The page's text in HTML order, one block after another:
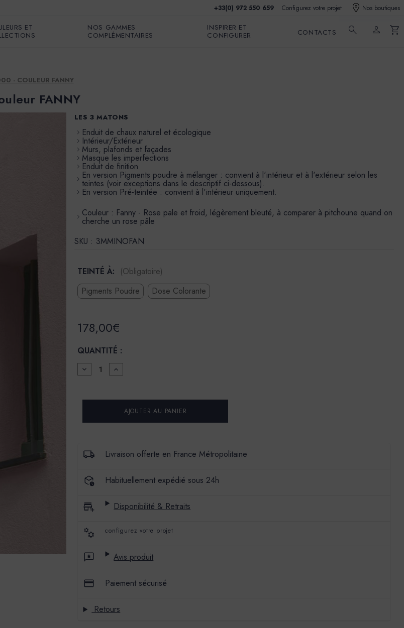
+33(0) 972 550 659 Configurez votre projet Nos boutiques
ET
NOS GAMMES
COMPLÉMENTAIRES
INSPIRER ET
CONFIGURER
CONTACTS search person shopping_cart
- COULEUR FANNY
FANNY
LES 3 MATONS
Enduit de chaux naturel et écologique
Intérieur/Extérieur
Murs, plafonds et façades
Masque les imperfections
Enduit de finition
En version Pigments poudre à mélanger : convient à l'intérieur et à l'extérieur selon les
teintes (voir exceptions dans le descriptif ci-dessous).
En version Pré-teintée : convient à l'intérieur uniquement.
Couleur : Fanny - Rose pale et froid, légèrement bleuté, à comparer à pitchoune quand on
cherche un rose pâle
SKU : 3MMINOFAN
TEINTÉ À:
(Obligatoire)
Pigments Poudre
Dose Colorante
178,00€
QUANTITÉ :
DIMINUER
LA
ENDUIT
NATURELLES
000
AUGMENTER
LA
ENDUIT
CHAUX
NATURELLES
000
-
Livraison offerte en France Métropolitaine
Habituellement expédié sous 24h
Disponibilité & Retraits
configurez votre projet
Avis produit
Paiement sécurisé
Retours